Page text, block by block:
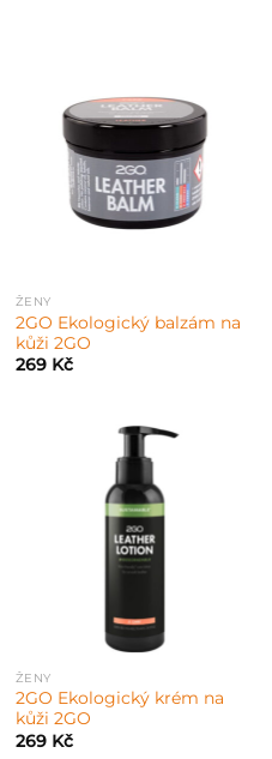
ŽENY
2GO Ekologický balzám na
kůži 2GO
269 Kč
ŽENY
2GO Ekologický krém na
kůži 2GO
269 Kč